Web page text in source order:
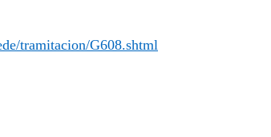
tramitacion/G608.shtml